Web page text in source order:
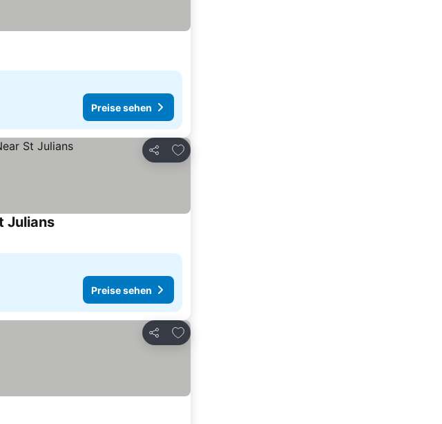
Preise sehen
Teilen
Zu Favoriten hinzufügen
JuliansPreise sehen
Preise sehen
Teilen
Zu Favoriten hinzufügen